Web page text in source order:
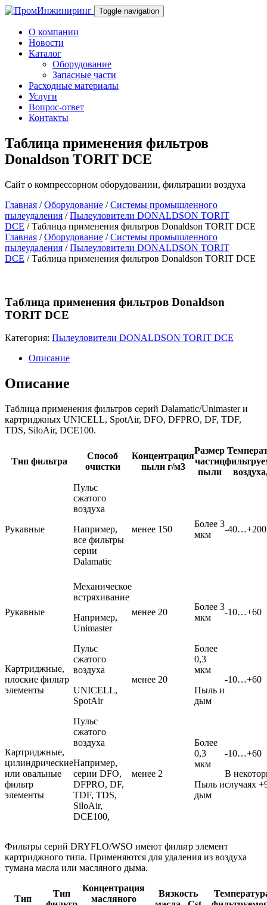
Toggle navigation
О компании
Новости
Каталог
Оборудование
Запасные части
Расходные материалы
Услуги
Вопрос-ответ
Контакты
Таблица применения фильтров
Donaldson TORIT DCE
Сайт о компрессорном оборудовании, фильтрации воздуха
Главная /Оборудование /Системы промышленного
пылеудаления /Пылеуловители DONALDSON TORIT
DCE / Таблица применения фильтров Donaldson TORIT DCE
Главная /Оборудование /Системы промышленного
пылеудаления /Пылеуловители DONALDSON TORIT
DCE / Таблица применения фильтров Donaldson TORIT DCE
Таблица применения фильтров Donaldson
TORIT DCE
Категория: Пылеуловители DONALDSON TORIT DCE
Описание
Описание
Таблица применения фильтров серий Dalamatic/Unimaster и
картриджных UNICELL, SpotAir, DFO, DFPRO, DF, TDF,
TDS, SiloAir, DCE100.
Тип фильтра
Способ
очистки
Концентрация
пыли г/м3
Размер
частиц
пыли
Рукавные
Пульс
сжатого
воздуха
Например,
все фильтры
серии
Dalamatic
менее 150
Более 3
мкм
-40…+200
Рукавные
Механическое
встряхивание
Например,
Unimaster
менее 20
Более 3
мкм
-10…+60
Картриджные,
плоские фильтр
элементы
Пульс
сжатого
воздуха
UNICELL,
SpotAir
менее 20
Более
0,3
мкм
Пыль и
дым
-10…+60
Картриджные,
цилиндрические
или овальные
фильтр
элементы
Пульс
сжатого
воздуха
Например,
серии DFO,
DFPRO, DF,
TDF, TDS,
SiloAir,
DCE100,
менее 2
Более
0,3
мкм
Пыль и
дым
-10…+60
В
случаях
Фильтры серий DRYFLO/WSO имеют фильтр элемент
картриджного типа. Применяются для удаления из воздуха
тумана масла или масляного дыма.
Тип
Тип
Концентрация
масляного
Вязкость